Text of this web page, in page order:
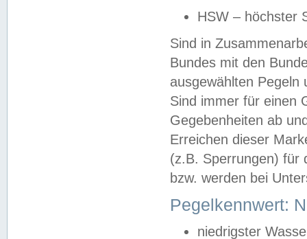
HSW – höchster
Sind in
Bundes mit den
ausgewählten
Sind immer für einen
Gegebenheiten ab
Erreichen dieser
(z.B. Sperrungen) für
bzw. werden bei
Pegelkennwert:
niedrigster